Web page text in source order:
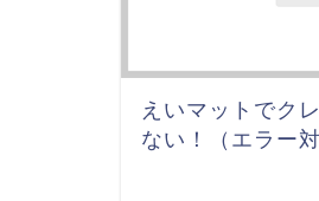
えいマットでク
ない！（エラー